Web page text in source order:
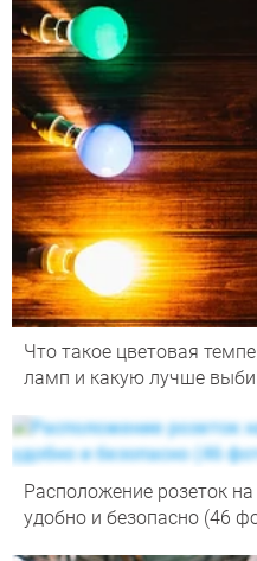
Что такое цветовая
ламп и какую лучше
Расположение розеток
удобно и безопасно (46